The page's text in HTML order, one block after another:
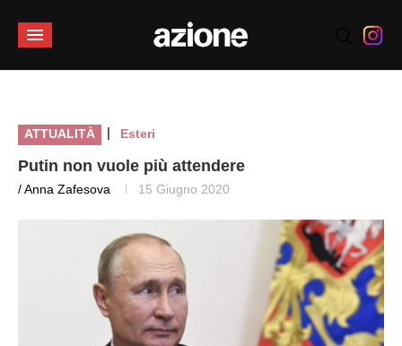
ATTUALITÀ | Esteri
Putin non vuole più attendere
/ Anna Zafesova 15 Giugno 2020